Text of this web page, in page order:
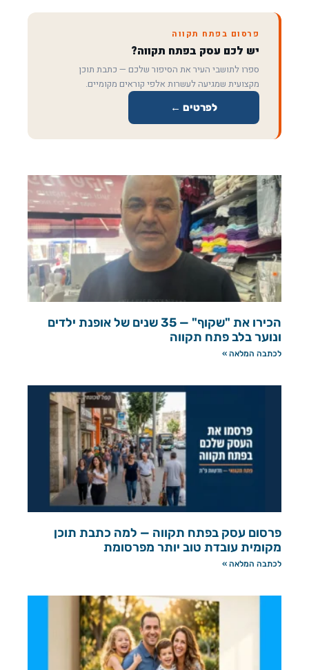
פרסום בפתח תקווה
יש לכם עסק בפתח תקווה?
ספרו לתושבי העיר את הסיפור שלכם — כתבת תוכן
מקצועית שמגיעה לעשרות אלפי קוראים מקומיים.
לפרטים ←
הכירו את "שקוף" — 35 שנים של אופנת ילדים
ונוער בלב פתח תקווה
לכתבה המלאה »
פרסום עסק בפתח תקווה — למה כתבת תוכן
מקומית עובדת טוב יותר מפרסומת
לכתבה המלאה »